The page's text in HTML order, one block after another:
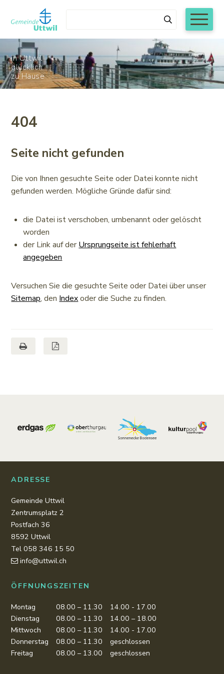
Navigieren in Uttwil
Schnellnavigation
Suchen
in Uttwil
glücklich
zu Hause
404
Juli bis und mit Freitag, 7. August 2026 werden
Gemeindeverwaltung Uttwil wie folgt reduziert:
nachmittags und freitags geschlossen
Seite nicht gefunden
Die von Ihnen gesuchte Seite oder Datei konnte nicht
gefunden werden. Mögliche Gründe dafür sind:
die Datei ist verschoben, umbenannt oder gelöscht
worden
der Link auf derUrsprungseite ist fehlerhaft
angegeben
Versuchen Sie die gesuchte Seite oder Datei über unser
Sitemap, den Indexoder die Suche zu finden.
Seite druckenSeite als PDF
ADRESSE
Gemeinde Uttwil
Zentrumsplatz 2
Postfach 36
8592 Uttwil
Tel 058 346 15 50
info@uttwil.ch
ÖFFNUNGSZEITEN
Montag 08.00 – 11.30
14.00 - 17.00
Dienstag
08.00 – 11.30
14.00 – 18.00
Mittwoch
08.00 – 11.30
14.00 - 17.00
Donnerstag
08.00 – 11.30
geschlossen
Freitag
08.00 – 13.00 geschlossen